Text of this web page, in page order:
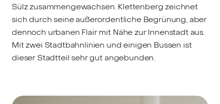
Sülz zusammengewachsen. Klettenberg zeichnet
sich durch seine außerordentliche Begrünung, aber
dennoch urbanen Flair mit Nähe zur Innenstadt aus.
Mit zwei Stadtbahnlinien und einigen Bussen ist
dieser Stadtteil sehr gut angebunden.